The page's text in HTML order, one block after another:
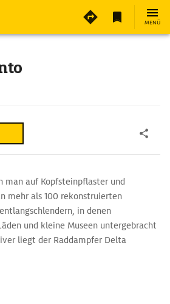
MENÜ
man auf Kopfsteinpflaster und
mehr als 100 rekonstruierten
in denen
und kleine Museen untergebracht
liegt der Raddampfer Delta